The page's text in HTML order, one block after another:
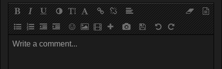
Write a comment...